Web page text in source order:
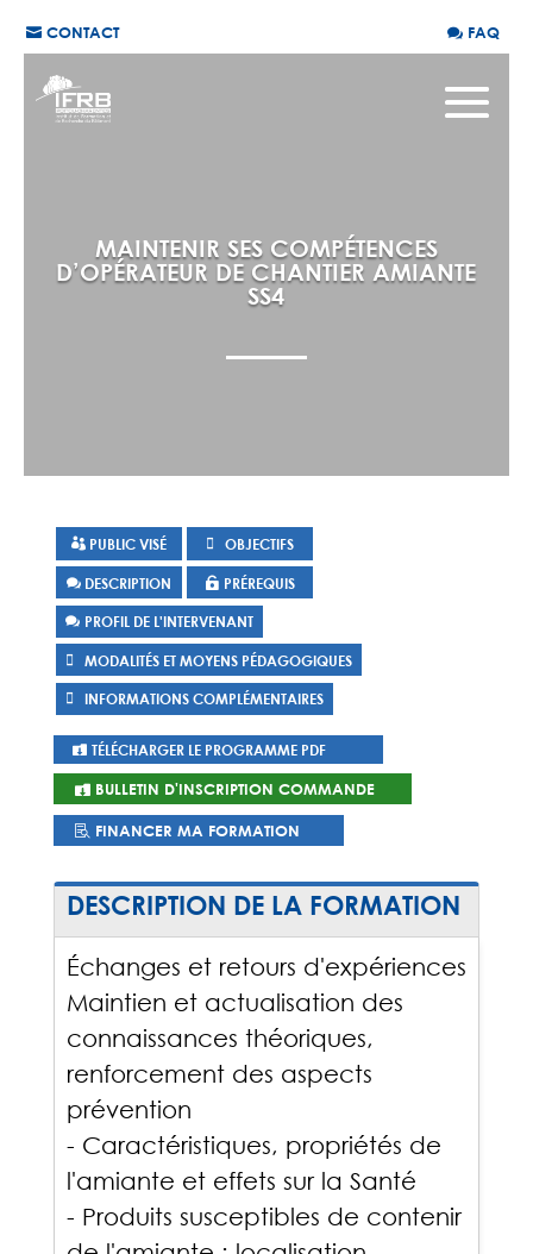
CONTACT FAQ
MAINTENIR SES COMPÉTENCES
D’OPÉRATEUR DE CHANTIER AMIANTE
SS4
PUBLIC VISÉ OBJECTIFS
DESCRIPTION PRÉREQUIS
PROFIL DE L'INTERVENANT
MODALITÉS ET MOYENS PÉDAGOGIQUES
INFORMATIONS COMPLÉMENTAIRES
TÉLÉCHARGER LE PROGRAMME PDF
BULLETIN D'INSCRIPTION COMMANDE
FINANCER MA FORMATION
DESCRIPTION DE LA FORMATION
Échanges et retours d'expériences
Maintien et actualisation des
connaissances théoriques,
renforcement des aspects
prévention
- Caractéristiques, propriétés de
l'amiante et effets sur la Santé
- Produits susceptibles de contenir